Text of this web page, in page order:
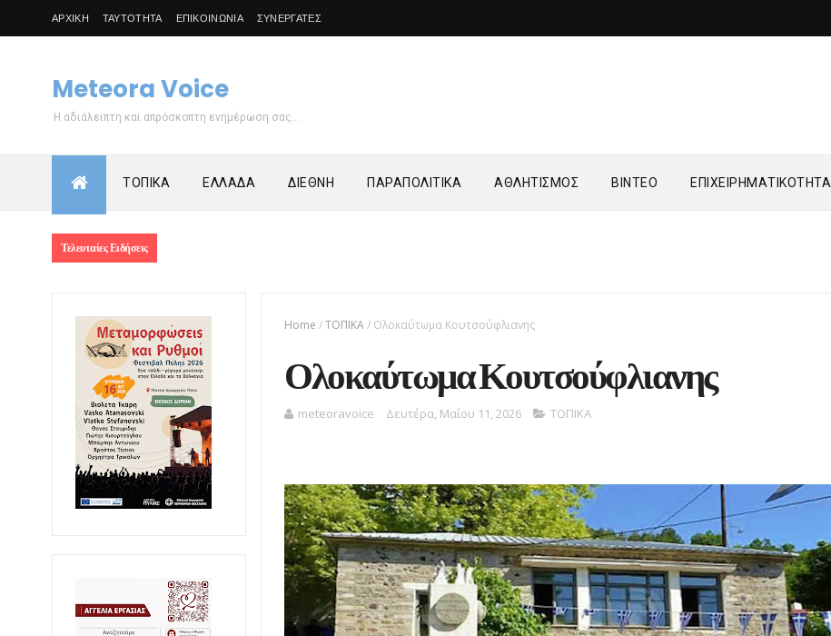
ΑΡΧΙΚΗ ΤΑΥΤΟΤΗΤΑ ΕΠΙΚΟΙΝΩΝΙΑ ΣΥΝΕΡΓΑΤΕΣ
Meteora Voice
Η αδιάλειπτη και απρόσκοπτη ενημέρωση σας...
ΤΟΠΙΚΑ ΕΛΛΑΔΑ ΔΙΕΘΝΗ ΠΑΡΑΠΟΛΙΤΙΚΑ ΑΘΛΗΤΙΣΜΟΣ ΒΙΝΤΕΟ ΕΠΙΧΕΙΡΗΜΑΤΙΚΟΤΗΤΑ
Τελευταίες Ειδήσεις
Home /ΤΟΠΙΚΑ/ Ολοκαύτωμα Κουτσούφλιανης
Ολοκαύτωμα Κουτσούφλιανης
meteoravoice Δευτέρα, Μαΐου 11, 2026 ΤΟΠΙΚΑ